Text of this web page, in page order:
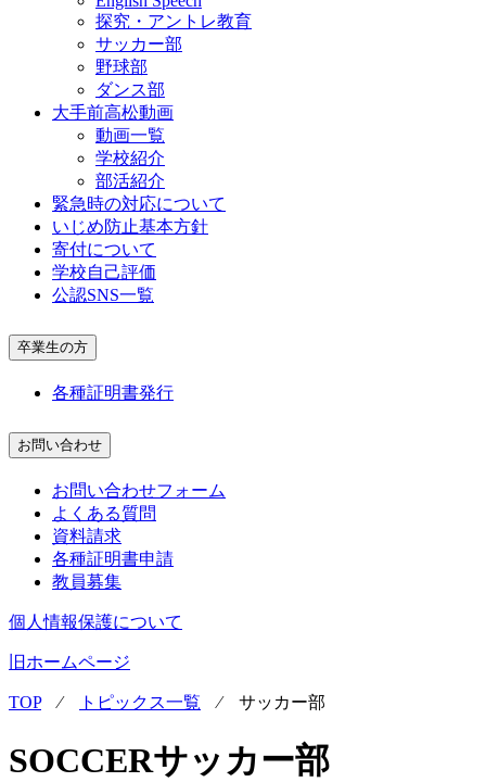
探究・アントレ教育
サッカー部
野球部
ダンス部
大手前高松動画
動画一覧
学校紹介
部活紹介
緊急時の対応について
いじめ防止基本方針
寄付について
学校自己評価
公認SNS一覧
卒業生の方
各種証明書発行
お問い合わせ
お問い合わせフォーム
よくある質問
資料請求
各種証明書申請
教員募集
個人情報保護について
旧ホームページ
TOP⁄ トピックス一覧 ⁄ サッカー部
SOCCERサッカー部